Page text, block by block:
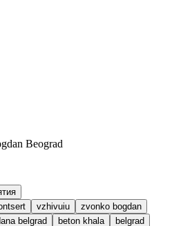
Beograd
vzhivuiu
zvonko bogdan
belgrad
beton khala belgrad